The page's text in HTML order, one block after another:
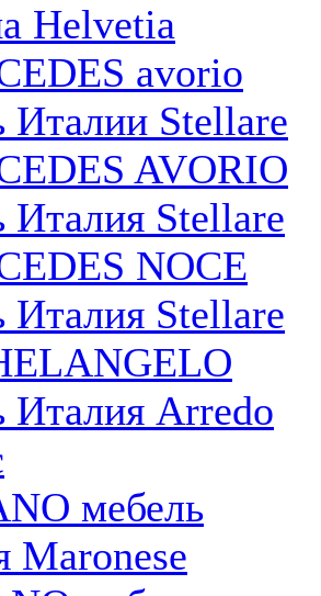
Helvetia
avorio
Италии Stellare
AVORIO
Италия Stellare
NOCE
Италия Stellare
Италия Arredo
мебель
Maronese